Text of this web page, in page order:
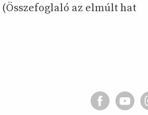
(Összefoglaló az elmúlt hat